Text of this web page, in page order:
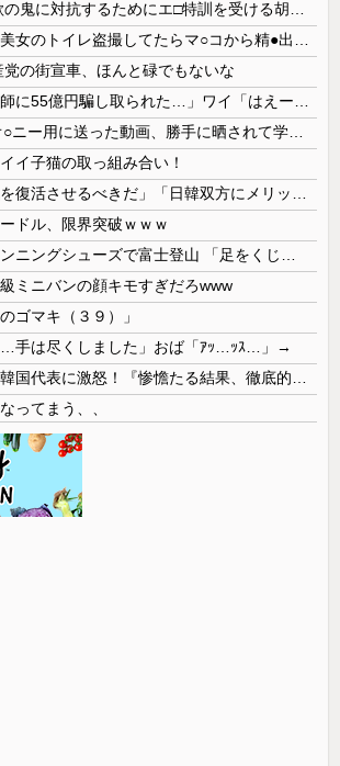
党の街宣車、ほんと碌でもないな
イ子猫の取っ組み合い！
ドル、限界突破ｗｗｗ
級ミニバンの顔キモすぎだろwww
ゴマキ（３９）」
…手は尽くしました」おば「ｱｯ…ｯｽ…」→
ってまう、、